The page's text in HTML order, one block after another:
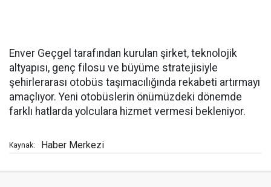
Enver Geçgel tarafından kurulan şirket, teknolojik
altyapısı, genç filosu ve büyüme stratejisiyle
şehirlerarası otobüs taşımacılığında rekabeti artırmayı
amaçlıyor. Yeni otobüslerin önümüzdeki dönemde
farklı hatlarda yolculara hizmet vermesi bekleniyor.
Kaynak: Haber Merkezi